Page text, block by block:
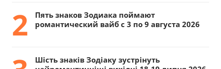
2
Пять знаков Зодиака поймают
романтический вайб с 3 по 9 августа 2026
Шість знаків Зодіаку зустрінуть